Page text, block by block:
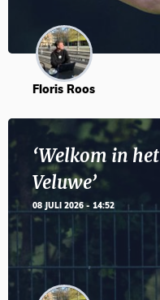
Floris Roos
‘Welkom in
Veluwe’
08 JULI 2026 - 14:52